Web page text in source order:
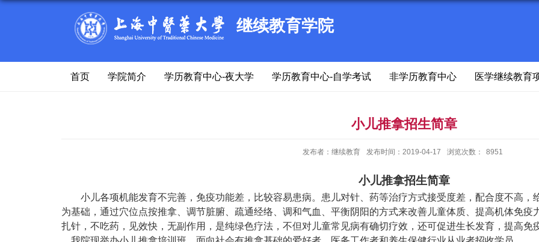
继续教育学院
首页 学院简介 学历教育中心-夜大学 学历教育中心-自学考试 非学历教育中心 医学继续教育
小儿推拿招生简章
发布者：继续教育 发布时间：2019-04-17 浏览次数： 8951
小儿推拿招生简章
小儿各项机能发育不完善，免疫功能差，比较容易患病。患儿对针、药等治疗方式接受度差，配合度不高
为基础，通过穴位点按推拿、调节脏腑、疏通经络、调和气血、平衡阴阳的方式来改善儿童体质、提高机体免
扎针，不吃药，见效快，无副作用，是纯绿色疗法，不但对儿童常见病有确切疗效，还可促进生长发育，提高免